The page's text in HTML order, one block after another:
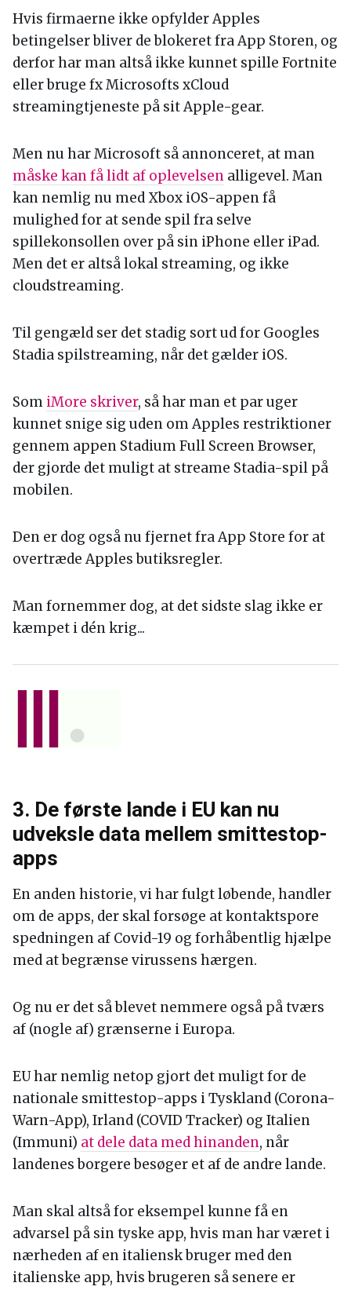
Hvis firmaerne ikke opfylder Apples
betingelser bliver de blokeret fra App Storen, og
derfor har man altså ikke kunnet spille Fortnite
eller bruge fx Microsofts xCloud
streamingtjeneste på sit Apple-gear.
Men nu har Microsoft så annonceret, at man
måske kan få lidt af oplevelsen alligevel. Man
kan nemlig nu med Xbox iOS-appen få
mulighed for at sende spil fra selve
spillekonsollen over på sin iPhone eller iPad.
Men det er altså lokal streaming, og ikke
cloudstreaming.
Til gengæld ser det stadig sort ud for Googles
Stadia spilstreaming, når det gælder iOS.
Som iMore skriver, så har man et par uger
kunnet snige sig uden om Apples restriktioner
gennem appen Stadium Full Screen Browser,
der gjorde det muligt at streame Stadia-spil på
mobilen.
Den er dog også nu fjernet fra App Store for at
overtræde Apples butiksregler.
Man fornemmer dog, at det sidste slag ikke er
kæmpet i dén krig...
3. De første lande i EU kan nu
udveksle data mellem smittestop-
apps
En anden historie, vi har fulgt løbende, handler
om de apps, der skal forsøge at kontaktspore
spedningen af Covid-19 og forhåbentlig hjælpe
med at begrænse virussens hærgen.
Og nu er det så blevet nemmere også på tværs
af (nogle af) grænserne i Europa.
EU har nemlig netop gjort det muligt for de
nationale smittestop-apps i Tyskland (Corona-
Warn-App), Irland (COVID Tracker) og Italien
(Immuni) at dele data med hinanden, når
landenes borgere besøger et af de andre lande.
Man skal altså for eksempel kunne få en
advarsel på sin tyske app, hvis man har været i
nærheden af en italiensk bruger med den
italienske app, hvis brugeren så senere er